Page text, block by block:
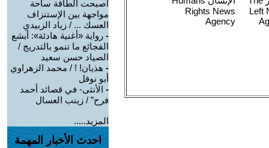
أصبحت الطاقة ساحة
مواجهة بين الإستنزاف
العسك ... / زياد الزبيدي
- رواية «أغنية هادئة»: أبشع
الفجائع ما تنمو بالتدريج /
الصياد حسن سعيد
- هذيان! ! / محمد الزهراوي
أبو نوفل
- الأنثى- في قصائد أحمد
فرح” / زينب العسال
المزيد.....
احدث الأخبار المهمة